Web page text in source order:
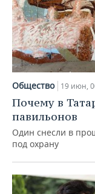
Общество 19 июн,
Почему в
павильонов
Один снесли в
под охрану